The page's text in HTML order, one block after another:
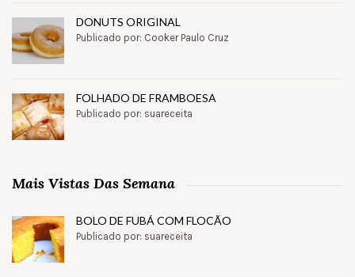
DONUTS ORIGINAL
Publicado por: Cooker Paulo Cruz
FOLHADO DE FRAMBOESA
Publicado por: suareceita
Mais Vistas Das Semana
BOLO DE FUBÁ COM FLOCÃO
Publicado por: suareceita